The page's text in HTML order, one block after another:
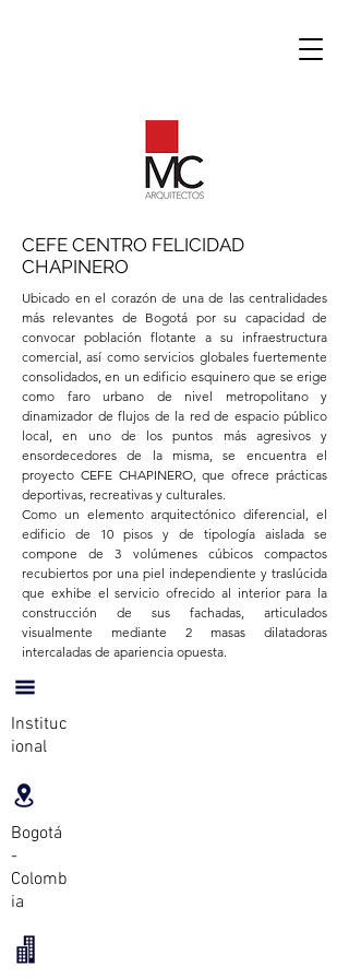
CEFE CENTRO FELICIDAD
CHAPINERO
Ubicado en el corazón de una de las centralidades
más relevantes de Bogotá por su capacidad de
convocar población flotante a su infraestructura
comercial, así como servicios globales fuertemente
consolidados, en un edificio esquinero que se erige
como faro urbano de nivel metropolitano y
dinamizador de flujos de la red de espacio público
local, en uno de los puntos más agresivos y
ensordecedores de la misma, se encuentra el
proyecto CEFE CHAPINERO, que ofrece prácticas
deportivas, recreativas y culturales.
Como un elemento arquitectónico diferencial, el
edificio de 10 pisos y de tipología aislada se
compone de 3 volúmenes cúbicos compactos
recubiertos por una piel independiente y traslúcida
que exhibe el servicio ofrecido al interior para la
construcción de sus fachadas, articulados
visualmente mediante 2 masas dilatadoras
intercaladas de apariencia opuesta.
Instituc
ional
Bogotá
-
Colomb
ia